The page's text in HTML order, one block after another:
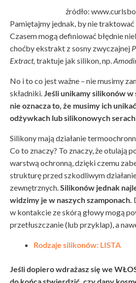
źródło:
Pamiętajmy jednak, by nie
Czasem mogą definiować błędnie
choćby ekstrakt z sosny zwyczajnej
Extract, traktuje jak silikon, np.
No i to co jest ważne – nie musimy
składniki.Jeśli unikamy silikonów w
nie oznacza to, że musimy ich
odżywkach lub silikonowych serach
Silikony mają działanie
Co to znaczy? To znaczy, że otulają
warstwą ochronną, dzięki czemu
strukturę przed szkodliwym
zewnętrznych.Silikonów jednak
widzimy je w naszych szamponach.
w kontakcie ze skórą głowy mogą
przetłuszczanie (lub przyklap), a
Rodzaje silikonów: LISTA
Jeśli dopiero wdrażasz się we